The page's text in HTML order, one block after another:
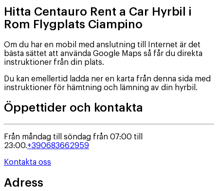
Hitta Centauro Rent a Car Hyrbil i
Rom Flygplats Ciampino
Om du har en mobil med anslutning till Internet är det
bästa sättet att använda Google Maps så får du direkta
instruktioner från din plats.
Du kan emellertid ladda ner en karta från denna sida med
instruktioner för hämtning och lämning av din hyrbil.
Öppettider och kontakta
Från måndag till söndag från 07:00 till
23:00.+390683662959
Kontakta oss
Adress